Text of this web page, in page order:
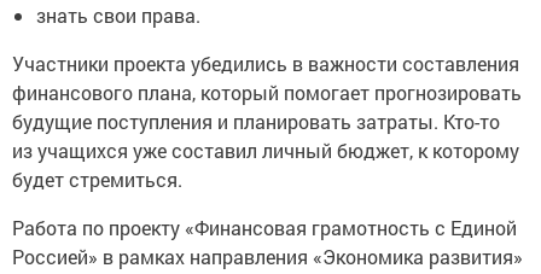
знать свои права.
Участники проекта убедились в важности составления
финансового плана, который помогает прогнозировать
будущие поступления и планировать затраты. Кто-то
из учащихся уже составил личный бюджет, к которому
будет стремиться.
Работа по проекту «Финансовая грамотность с Единой
Россией» в рамках направления «Экономика развития»